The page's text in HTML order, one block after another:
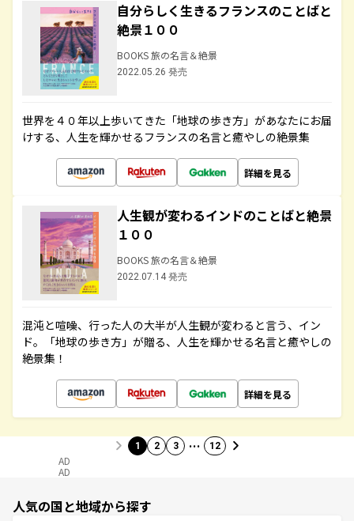
自分らしく生きるフランスのことばと
絶景１００
BOOKS 旅の名言＆絶景
2022.05.26 発売
世界を４０年以上歩いてきた「地球の歩き方」があなたにお届
けする、人生を輝かせるフランスの名言と癒やしの絶景集
詳細を見る
人生観が変わるインドのことばと絶景
１００
BOOKS 旅の名言＆絶景
2022.07.14 発売
混沌と喧噪、行った人の大半が人生観が変わると言う、イン
ド。「地球の歩き方」が贈る、人生を輝かせる名言と癒やしの
絶景集！
詳細を見る
1 2 3 … 12
AD
AD
人気の国と地域から探す